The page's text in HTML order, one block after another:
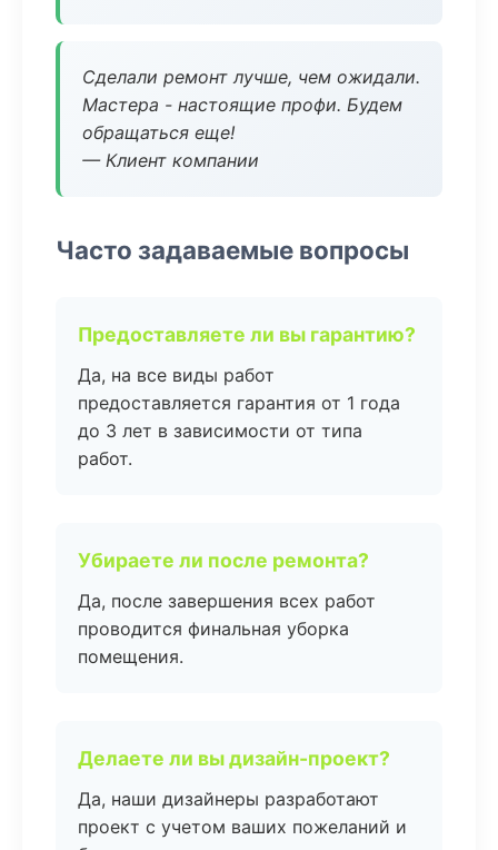
Сделали ремонт лучше, чем ожидали.
Мастера - настоящие профи. Будем
обращаться еще!
— Клиент компании
Часто задаваемые вопросы
Предоставляете ли вы гарантию?
Да, на все виды работ
предоставляется гарантия от 1 года
до 3 лет в зависимости от типа
работ.
Убираете ли после ремонта?
Да, после завершения всех работ
проводится финальная уборка
помещения.
Делаете ли вы дизайн-проект?
Да, наши дизайнеры разработают
проект с учетом ваших пожеланий и